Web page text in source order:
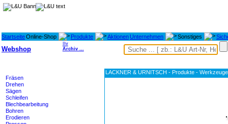
StartseiteOnline-Shop Produkte AktionenUnternehmen Sonstiges
Webshop
Ihr
Archiv ...
Fräsen
Drehen
Sägen
Schleifen
Blechbearbeitung
Bohren
Erodieren
LACKNER & URNITSCH - Produkte -